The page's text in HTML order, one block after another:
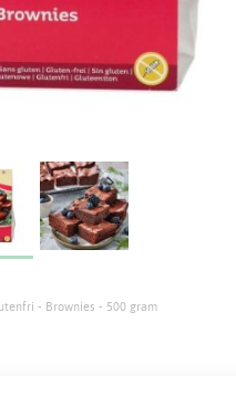
- Brownies - 500 gram